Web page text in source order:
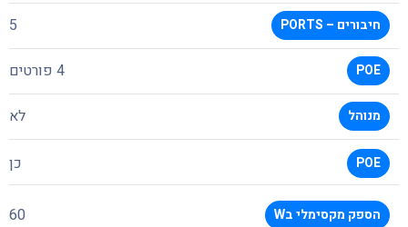
חיבורים – PORTS 5
POE 4 פורטים
מנוהל לא
POE כן
הספק מקסימלי בW 60